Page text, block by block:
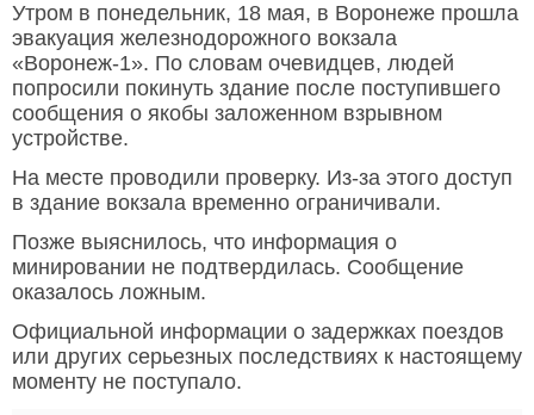
Утром в понедельник, 18 мая, в Воронеже прошла
эвакуация железнодорожного вокзала
«Воронеж-1». По словам очевидцев, людей
попросили покинуть здание после поступившего
сообщения о якобы заложенном взрывном
устройстве.
На месте проводили проверку. Из-за этого доступ
в здание вокзала временно ограничивали.
Позже выяснилось, что информация о
минировании не подтвердилась. Сообщение
оказалось ложным.
Официальной информации о задержках поездов
или других серьезных последствиях к настоящему
моменту не поступало.